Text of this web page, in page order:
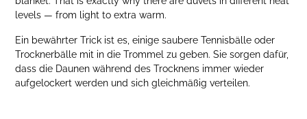
levels — from light to extra warm.
Ein bewährter Trick ist es, einige saubere Tennisbälle oder
Trocknerbälle mit in die Trommel zu geben. Sie sorgen dafür,
dass die Daunen während des Trocknens immer wieder
aufgelockert werden und sich gleichmäßig verteilen.